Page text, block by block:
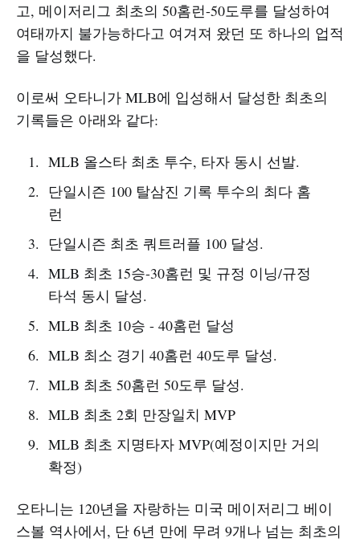
고, 메이저리그 최초의 50홈런-50도루를 달성하여
여태까지 불가능하다고 여겨져 왔던 또 하나의 업적
을 달성했다.
이로써 오타니가 MLB에 입성해서 달성한 최초의
기록들은 아래와 같다:
MLB 올스타 최초 투수, 타자 동시 선발.
단일시즌 100 탈삼진 기록 투수의 최다 홈
런
단일시즌 최초 쿼트러플 100 달성.
MLB 최초 15승-30홈런 및 규정 이닝/규정
타석 동시 달성.
MLB 최초 10승 - 40홈런 달성
MLB 최소 경기 40홈런 40도루 달성.
MLB 최초 50홈런 50도루 달성.
MLB 최초 2회 만장일치 MVP
MLB 최초 지명타자 MVP(예정이지만 거의
확정)
오타니는 120년을 자랑하는 미국 메이저리그 베이
스볼 역사에서, 단 6년 만에 무려 9개나 넘는 최초의